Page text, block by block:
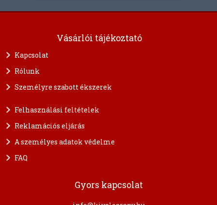
Vásárlói tájékoztató
Kapcsolat
Rólunk
Személyre szabott ékszerek
Felhasználási feltételek
Reklamációs eljárás
A személyes adatok védelme
FAQ
Gyors kapcsolat